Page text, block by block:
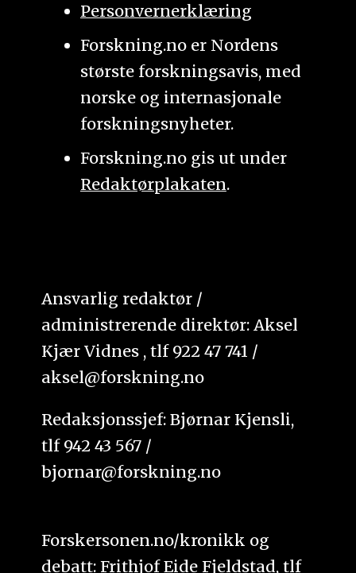
Personvernerklæring
Forskning.no er Nordens
største forskningsavis, med
norske og internasjonale
forskningsnyheter.
Forskning.no gis ut under
Redaktørplakaten.
Ansvarlig redaktør /
administrerende direktør: Aksel
Kjær Vidnes , tlf 922 47 741 /
aksel@forskning.no
Redaksjonssjef: Bjørnar Kjensli,
tlf 942 43 567 /
bjornar@forskning.no
Forskersonen.no/kronikk og
debatt: Frithjof Eide Fjeldstad, tlf